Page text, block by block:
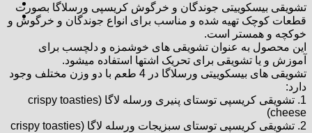
تشویقی بیسکوییتی جوندگان و خرگوش کریسپی ورسلاگا بصورت
قطعات کوچک تهیه شده و مناسب برای انواع جوندگان و خرگوش و
خوکچه و همستر است.
این محصول به عنوان تشویقی های خوشمزه و دلچسب برای
آموزش و یا تشویقی برای تحریک اشتها استفاده میشود.
تشویقی های بیسکوییتی ورسلاگا در 4 طعم با دو وزن مختلف وجود
دارد:
1. تشویقی کریسپی توستای پنیری ورسله لاگا (crispy toasties
cheese)
2. تشویقی کریسپی توستای سبزیجات ورسله لاگا (crispy toasties